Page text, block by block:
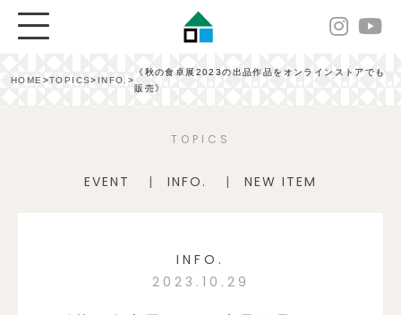
HOME>TOPICS>INFO. >
《秋の食卓展2023の出品作品をオンラインストアでも
販売》
TOPICS
EVENT INFO. NEW ITEM
INFO.
2023.10.29